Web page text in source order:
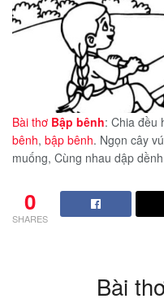
Bài thơ Bập bênh: Chia đều
bênh, bập bênh. Ngọn cây
muống, Cùng nhau dập
0
SHARES
Bài